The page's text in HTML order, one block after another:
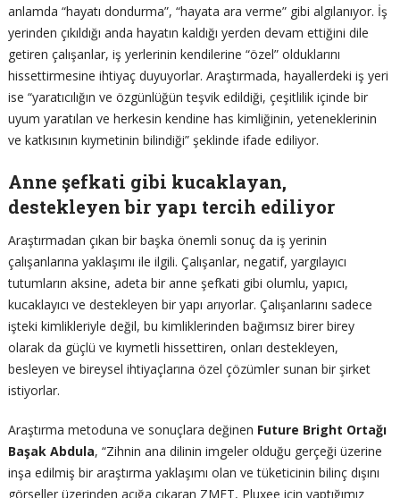
anlamda “hayatı dondurma”, “hayata ara verme” gibi algılanıyor. İş
yerinden çıkıldığı anda hayatın kaldığı yerden devam ettiğini dile
getiren çalışanlar, iş yerlerinin kendilerine “özel” olduklarını
hissettirmesine ihtiyaç duyuyorlar. Araştırmada, hayallerdeki iş yeri
ise “yaratıcılığın ve özgünlüğün teşvik edildiği, çeşitlilik içinde bir
uyum yaratılan ve herkesin kendine has kimliğinin, yeteneklerinin
ve katkısının kıymetinin bilindiği” şeklinde ifade ediliyor.
Anne şefkati gibi kucaklayan,
destekleyen bir yapı tercih ediliyor
Araştırmadan çıkan bir başka önemli sonuç da iş yerinin
çalışanlarına yaklaşımı ile ilgili. Çalışanlar, negatif, yargılayıcı
tutumların aksine, adeta bir anne şefkati gibi olumlu, yapıcı,
kucaklayıcı ve destekleyen bir yapı arıyorlar. Çalışanlarını sadece
işteki kimlikleriyle değil, bu kimliklerinden bağımsız birer birey
olarak da güçlü ve kıymetli hissettiren, onları destekleyen,
besleyen ve bireysel ihtiyaçlarına özel çözümler sunan bir şirket
istiyorlar.
Araştırma metoduna ve sonuçlara değinen Future Bright Ortağı
Başak Abdula, “Zihnin ana dilinin imgeler olduğu gerçeği üzerine
inşa edilmiş bir araştırma yaklaşımı olan ve tüketicinin bilinç dışını
görseller üzerinden açığa çıkaran ZMET, Pluxee için yaptığımız